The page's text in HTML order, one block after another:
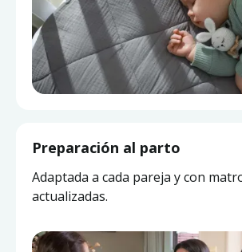
Asesoría de Lactancia
Pide ayuda a una matrona experta
sin salir de casa.
Preparación al parto
Adaptada a cada pareja y con
actualizadas.